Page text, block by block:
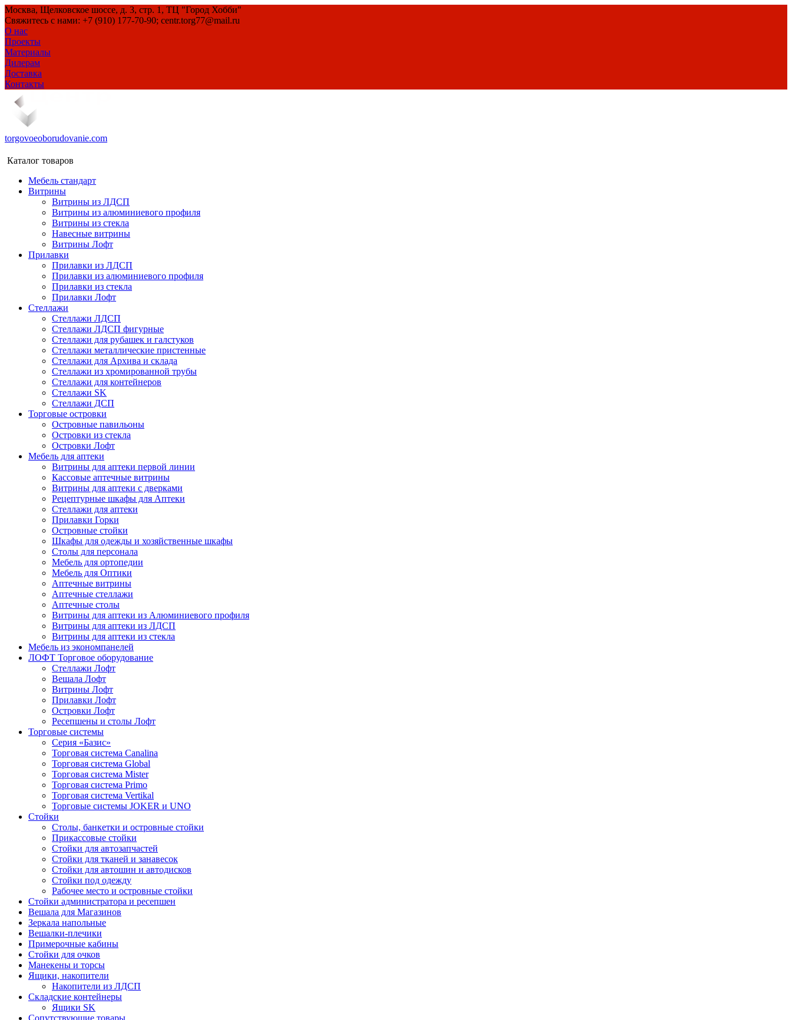
Москва, Щелковское шоссе, д. 3, стр. 1, ТЦ "Город Хобби"
Свяжитесь с нами: +7 (910) 177-70-90; centr.torg77@mail.ru
О нас
Проекты
Материалы
Дилерам
Доставка
Контакты
torgovoeoborudovanie.com
Каталог товаров
Мебель стандарт
Витрины
Витрины из ЛДСП
Витрины из алюминиевого профиля
Витрины из стекла
Навесные витрины
Витрины Лофт
Прилавки
Прилавки из ЛДСП
Прилавки из алюминиевого профиля
Прилавки из стекла
Прилавки Лофт
Стеллажи
Стеллажи ЛДСП
Стеллажи ЛДСП фигурные
Стеллажи для рубашек и галстуков
Стеллажи металлические пристенные
Стеллажи для Архива и склада
Стеллажи из хромированной трубы
Стеллажи для контейнеров
Стеллажи SK
Стеллажи ДСП
Торговые островки
Островные павильоны
Островки из стекла
Островки Лофт
Мебель для аптеки
Витрины для аптеки первой линии
Кассовые аптечные витрины
Витрины для аптеки с дверками
Рецептурные шкафы для Аптеки
Стеллажи для аптеки
Прилавки Горки
Островные стойки
Шкафы для одежды и хозяйственные шкафы
Столы для персонала
Мебель для ортопедии
Мебель для Оптики
Аптечные витрины
Аптечные стеллажи
Аптечные столы
Витрины для аптеки из Алюминиевого профиля
Витрины для аптеки из ЛДСП
Витрины для аптеки из стекла
Мебель из экономпанелей
ЛОФТ Торговое оборудование
Стеллажи Лофт
Вешала Лофт
Витрины Лофт
Прилавки Лофт
Островки Лофт
Ресепшены и столы Лофт
Торговые системы
Серия «Базис»
Торговая система Canalina
Торговая система Global
Торговая система Mister
Торговая система Primo
Торговая система Vertikal
Торговые системы JOKER и UNO
Стойки
Столы, банкетки и островные стойки
Прикассовые стойки
Стойки для автозапчастей
Стойки для тканей и занавесок
Стойки для автошин и автодисков
Стойки под одежду
Рабочее место и островные стойки
Стойки администратора и ресепшен
Вешала для Магазинов
Зеркала напольные
Вешалки-плечики
Примерочные кабины
Стойки для очков
Манекены и торсы
Ящики, накопители
Накопители из ЛДСП
Складские контейнеры
Ящики SK
Сопутствующие товары